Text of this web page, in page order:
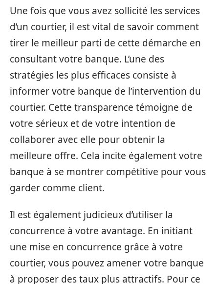
Une fois que vous avez sollicité les services
d’un courtier, il est vital de savoir comment
tirer le meilleur parti de cette démarche en
consultant votre banque. L’une des
stratégies les plus efficaces consiste à
informer votre banque de l’intervention du
courtier. Cette transparence témoigne de
votre sérieux et de votre intention de
collaborer avec elle pour obtenir la
meilleure offre. Cela incite également votre
banque à se montrer compétitive pour vous
garder comme client.
Il est également judicieux d’utiliser la
concurrence à votre avantage. En initiant
une mise en concurrence grâce à votre
courtier, vous pouvez amener votre banque
à proposer des taux plus attractifs. Pour ce